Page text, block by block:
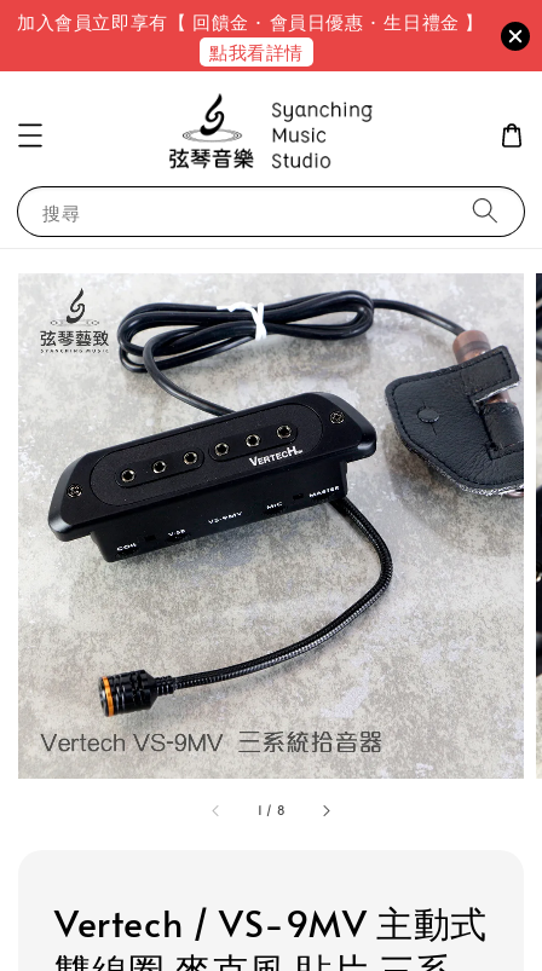
加入會員立即享有【 回饋金 · 會員日優惠 · 生日禮金 】
點我看詳情
搜尋
1 / 8
Vertech / VS-9MV 主動式